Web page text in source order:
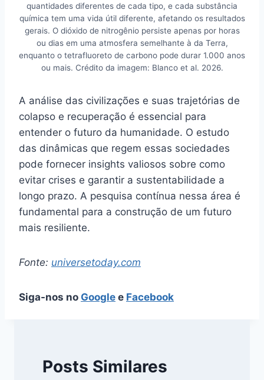
quantidades diferentes de cada tipo, e cada substância
química tem uma vida útil diferente, afetando os resultados
gerais. O dióxido de nitrogênio persiste apenas por horas
ou dias em uma atmosfera semelhante à da Terra,
enquanto o tetrafluoreto de carbono pode durar 1.000 anos
ou mais. Crédito da imagem: Blanco et al. 2026.
A análise das civilizações e suas trajetórias de
colapso e recuperação é essencial para
entender o futuro da humanidade. O estudo
das dinâmicas que regem essas sociedades
pode fornecer insights valiosos sobre como
evitar crises e garantir a sustentabilidade a
longo prazo. A pesquisa contínua nessa área é
fundamental para a construção de um futuro
mais resiliente.
Fonte: universetoday.com
Siga-nos no Google e Facebook
Posts Similares